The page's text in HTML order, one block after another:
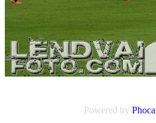
Powered by Phoca